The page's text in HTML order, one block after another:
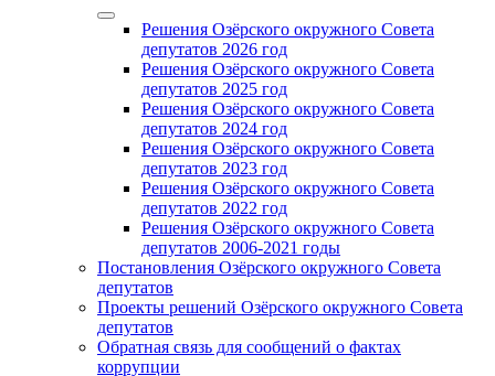
Решения Озёрского окружного Совета
депутатов 2026 год
Решения Озёрского окружного Совета
депутатов 2025 год
Решения Озёрского окружного Совета
депутатов 2024 год
Решения Озёрского окружного Совета
депутатов 2023 год
Решения Озёрского окружного Совета
депутатов 2022 год
Решения Озёрского окружного Совета
депутатов 2006-2021 годы
Постановления Озёрского окружного Совета
депутатов
Проекты решений Озёрского окружного Совета
депутатов
Обратная связь для сообщений о фактах
коррупции